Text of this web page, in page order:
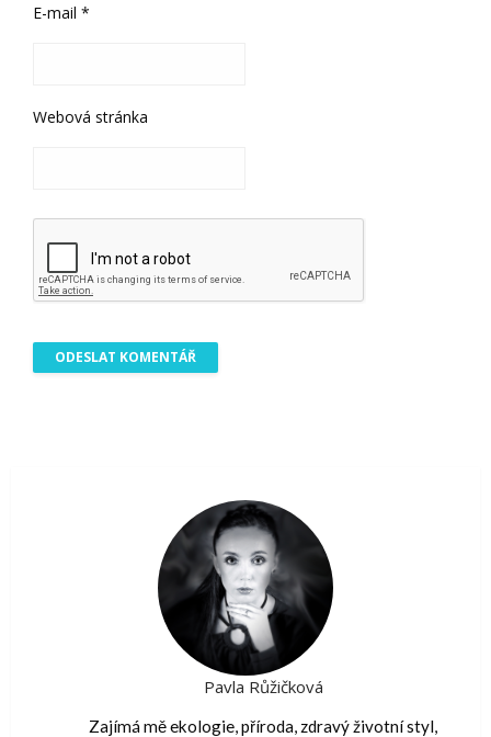
E-mail *
Webová stránka
Pavla Růžičková
Zajímá mě ekologie, příroda, zdravý životní styl,